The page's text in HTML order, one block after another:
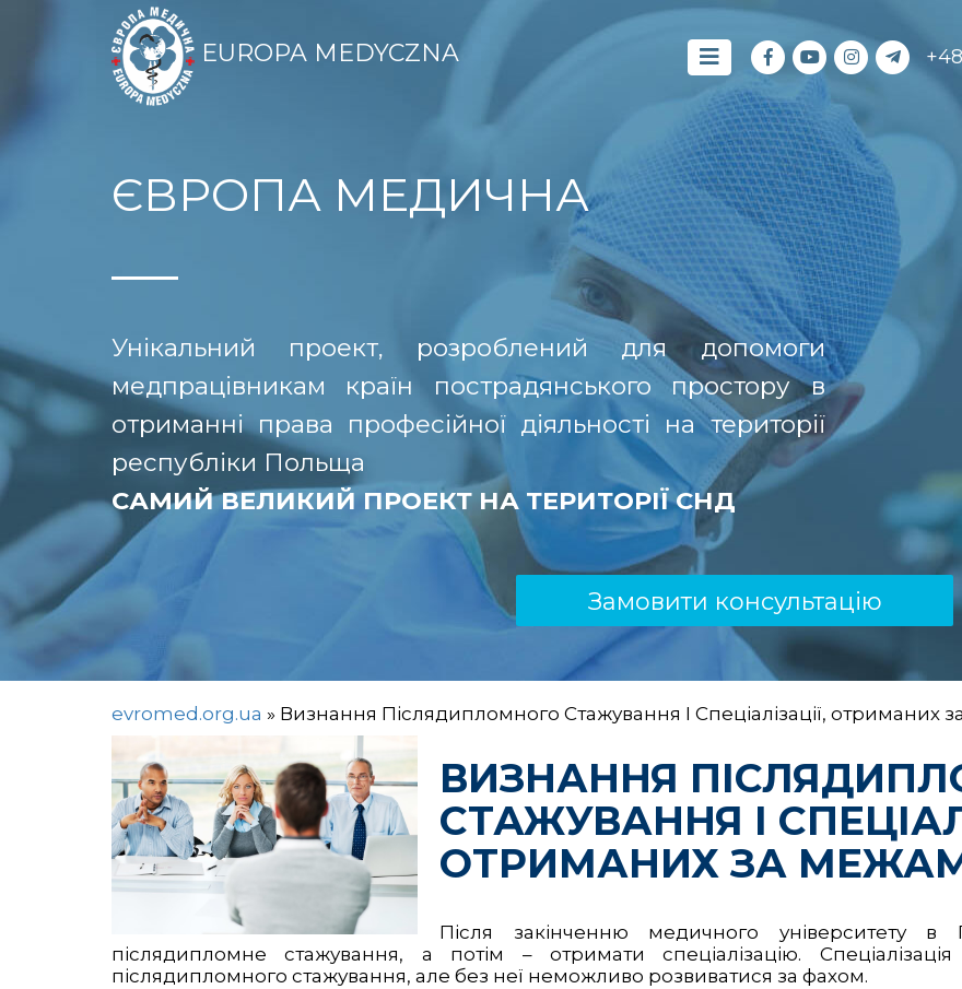
EUROPA MEDYCZNA
ЄВРОПА МЕДИЧНА
Унікальний проект, розроблений для допомоги
медпрацівникам країн пострадянського простору в
отриманні права професійної діяльності на території
республіки Польща
САМИЙ ВЕЛИКИЙ ПРОЕКТ НА ТЕРИТОРІЇ СНД
Замовити консультацію
evromed.org.ua » Визнання Післядипломного Стажування І Спеціалізації,
ВИЗНАННЯ
СТАЖУВАННЯ І
ОТРИМАНИХ ЗА
Після закінченню медичного університету
післядипломне стажування, а потім – отримати спеціалізацію.
післядипломного стажування, але без неї неможливо розвиватися за фахом.